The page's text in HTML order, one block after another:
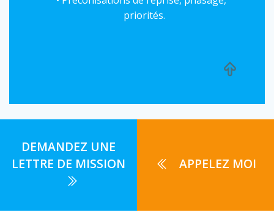
priorités.
DEMANDEZ UNE
LETTRE DE MISSION
APPELEZ MOI